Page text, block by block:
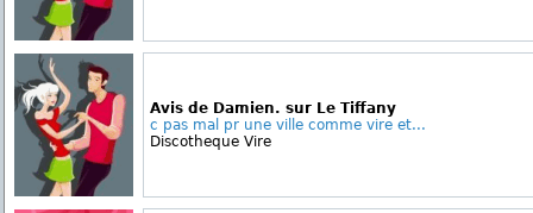
Avis de Damien. sur Le Tiffany
c pas mal pr une ville comme vire et...
Discotheque Vire